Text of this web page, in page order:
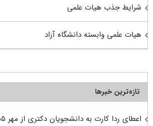
شرایط جذب هیات علمی
هیات علمی وابسته دانشگاه آزاد
تازه‌ترین خبرها
اعطای ردا کارت به دانشجویان دکتری از مهر ۱۴۰۵